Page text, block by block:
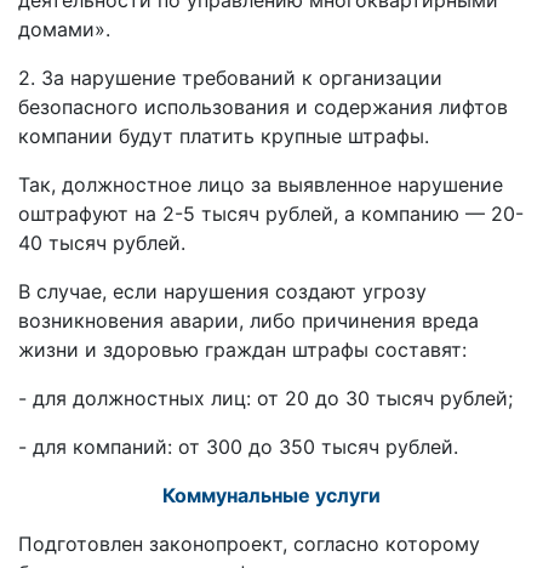
домами».
2. За нарушение требований к организации
безопасного использования и содержания лифтов
компании будут платить крупные штрафы.
Так, должностное лицо за выявленное нарушение
оштрафуют на 2-5 тысяч рублей, а компанию — 20-
40 тысяч рублей.
В случае, если нарушения создают угрозу
возникновения аварии, либо причинения вреда
жизни и здоровью граждан штрафы составят:
- для должностных лиц: от 20 до 30 тысяч рублей;
- для компаний: от 300 до 350 тысяч рублей.
Коммунальные услуги
Подготовлен законопроект, согласно которому